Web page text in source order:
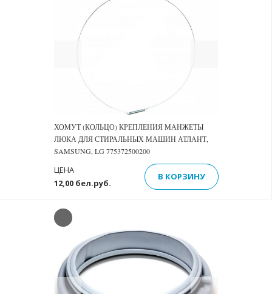
ХОМУТ (КОЛЬЦО) КРЕПЛЕНИЯ МАНЖЕТЫ
ЛЮКА ДЛЯ СТИРАЛЬНЫХ МАШИН АТЛАНТ,
SAMSUNG, LG 775372500200
12,00 бел.руб.
ЦЕНА
В КОРЗИНУ
Previous Next